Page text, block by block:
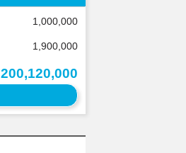
1,000,000
1,900,000
200,120,000